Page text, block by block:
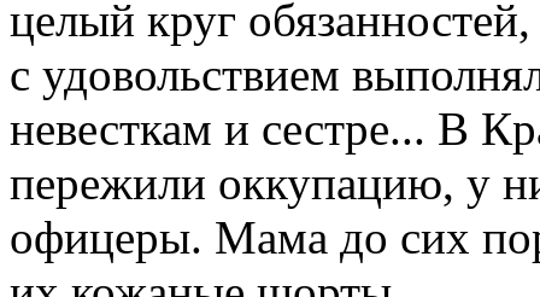
целый круг
с удовольствием
невесткам и сестре... В
пережили оккупацию, у
офицеры. Мама до сих